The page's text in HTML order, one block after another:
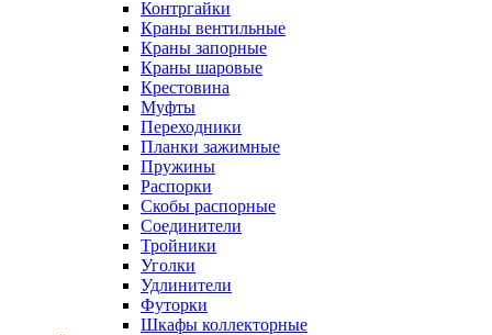
Контргайки
Краны вентильные
Краны запорные
Краны шаровые
Крестовина
Муфты
Переходники
Планки зажимные
Пружины
Распорки
Скобы распорные
Соединители
Тройники
Уголки
Удлинители
Футорки
Шкафы коллекторные